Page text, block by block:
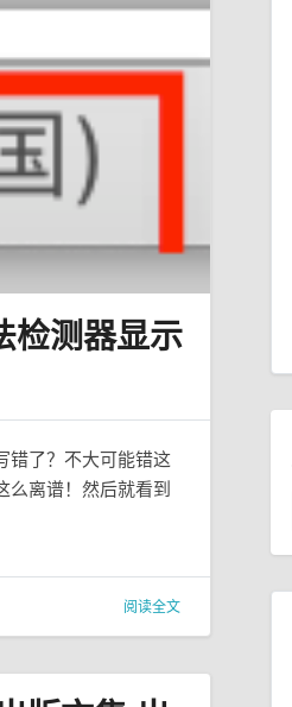
检测器显示
错了？不大可能错这
么离谱！然后就看到
阅读全文